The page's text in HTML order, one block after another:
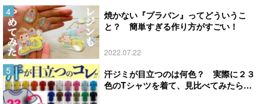
焼かない『プラバン』ってどういうこ
と？ 簡単すぎる作り方がすごい！
2022.07.22
汗ジミが目立つのは何色？ 実際に２３
色のTシャツを着て、見比べてみたら…